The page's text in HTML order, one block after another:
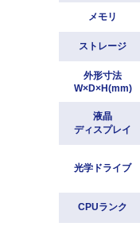
メモリ
ストレージ
外形寸法
W×D×H(mm)
液晶
ディスプレイ
光学ドライブ
CPUランク